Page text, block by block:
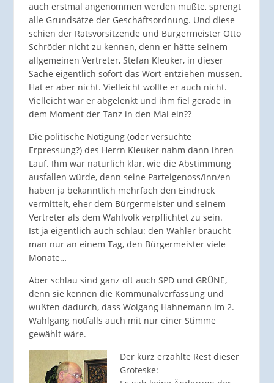
auch erstmal angenommen werden müßte, sprengt
alle Grundsätze der Geschäftsordnung. Und diese
schien der Ratsvorsitzende und Bürgermeister Otto
Schröder nicht zu kennen, denn er hätte seinem
allgemeinen Vertreter, Stefan Kleuker, in dieser
Sache eigentlich sofort das Wort entziehen müssen.
Hat er aber nicht. Vielleicht wollte er auch nicht.
Vielleicht war er abgelenkt und ihm fiel gerade in
dem Moment der Tanz in den Mai ein??
Die politische Nötigung (oder versuchte
Erpressung?) des Herrn Kleuker nahm dann ihren
Lauf. Ihm war natürlich klar, wie die Abstimmung
ausfallen würde, denn seine Parteigenoss/Inn/en
haben ja bekanntlich mehrfach den Eindruck
vermittelt, eher dem Bürgermeister und seinem
Vertreter als dem Wahlvolk verpflichtet zu sein.
Ist ja eigentlich auch schlau: den Wähler braucht
man nur an einem Tag, den Bürgermeister viele
Monate…
Aber schlau sind ganz oft auch SPD und GRÜNE,
denn sie kennen die Kommunalverfassung und
wußten dadurch, dass Wolgang Hahnemann im 2.
Wahlgang notfalls auch mit nur einer Stimme
gewählt wäre.
Der kurz erzählte Rest dieser
Groteske: